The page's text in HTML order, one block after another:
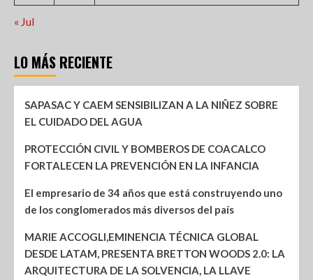
« Jul
LO MÁS RECIENTE
SAPASAC Y CAEM SENSIBILIZAN A LA NIÑEZ SOBRE
EL CUIDADO DEL AGUA
PROTECCIÓN CIVIL Y BOMBEROS DE COACALCO
FORTALECEN LA PREVENCIÓN EN LA INFANCIA
El empresario de 34 años que está construyendo uno
de los conglomerados más diversos del país
MARIE ACCOGLI,EMINENCIA TÉCNICA GLOBAL
DESDE LATAM, PRESENTA BRETTON WOODS 2.0: LA
ARQUITECTURA DE LA SOLVENCIA, LA LLAVE